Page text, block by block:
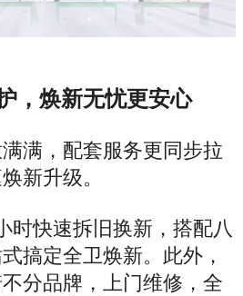
，焕新无忧更安心
满，配套服务更同步拉
新升级。
时快速拆旧换新，搭配八
搞定全卫焕新。此外，
分品牌，上门维修，全